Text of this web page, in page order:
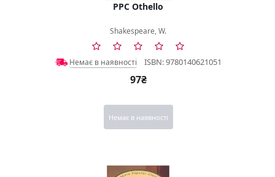
PPC Othello
Shakespeare, W.
Немає в наявності ISBN: 9780140621051
97₴
Немає в наявності